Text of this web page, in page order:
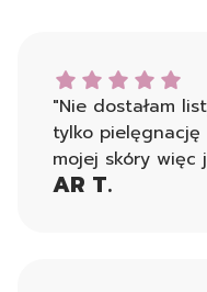
AR T. dał ocenę: 5
"Nie dostałam
tylko
mojej skóry
AR T.